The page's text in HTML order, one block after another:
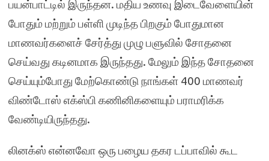
பயன்பாட்டில் இருந்தன. மதிய உணவு இடைவேளையின்
போதும் மற்றும் பள்ளி முடிந்த பிறகும் போதுமான
மாணவர்களைச் சேர்த்து முழு பளுவில் சோதனை
செய்வது கடினமாக இருந்தது. மேலும் இந்த சோதனை
செய்யும்போது மேற்கொண்டு நாங்கள் 400 மாணவர்
விண்டோஸ் எக்ஸ்பி கணினிகளையும் பராமரிக்க
வேண்டியிருந்தது.
லினக்ஸ் என்னவோ ஒரு பழைய தகர டப்பாவில் கூட